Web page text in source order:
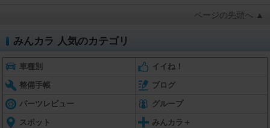
ページの先頭へ ▲
みんカラ 人気のカテゴリ
車種別 イイね！
整備手帳 ブログ
パーツレビュー グループ
スポット みんカラ＋